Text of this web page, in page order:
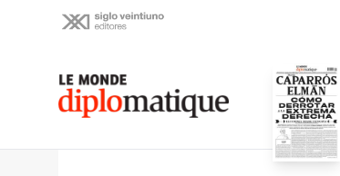
Le monde diplomatique